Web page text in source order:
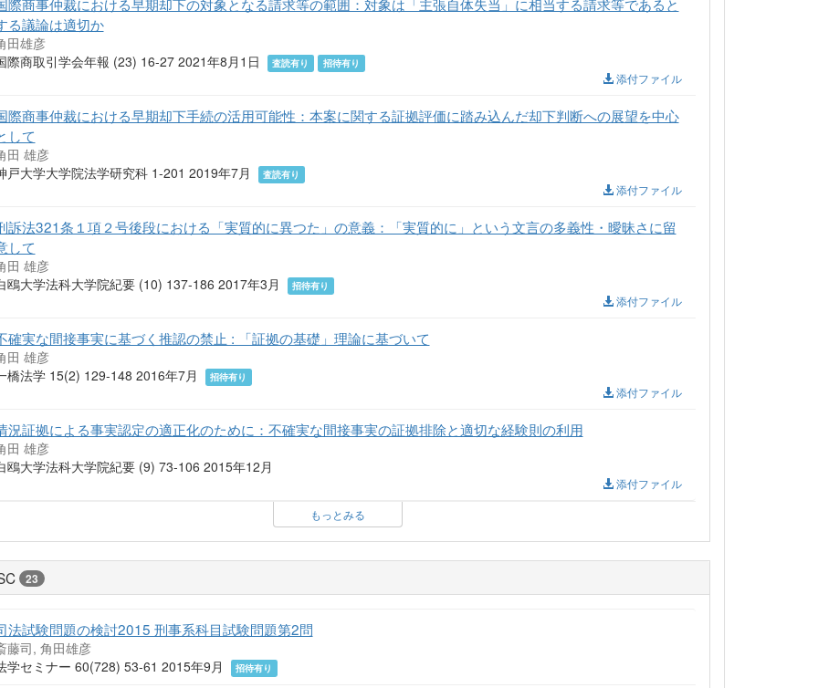
る議論は適切か
田雄彦
際商取引学会年報 (23) 16-27 2021年8月1日
査読有り 招待有り
添付ファイル
際商事仲裁における早期却下手続の活用可能性：本案に関する証拠評価に踏み込んだ却下判断への展望を中心
して
田 雄彦
戸大学大学院法学研究科 1-201 2019年7月
査読有り
添付ファイル
訴法321条１項２号後段における「実質的に異つた」の意義：「実質的に」という文言の多義性・曖昧さに留
して
田 雄彦
鴎大学法科大学院紀要 (10) 137-186 2017年3月
招待有り
添付ファイル
確実な間接事実に基づく推認の禁止 : 「証拠の基礎」理論に基づいて
田 雄彦
橋法学 15(2) 129-148 2016年7月
招待有り
添付ファイル
況証拠による事実認定の適正化のために：不確実な間接事実の証拠排除と適切な経験則の利用
田 雄彦
鴎大学法科大学院紀要 (9) 73-106 2015年12月
添付ファイル
もっとみる
23
法試験問題の検討2015 刑事系科目試験問題第2問
藤司, 角田雄彦
学セミナー 60(728) 53-61 2015年9月
招待有り